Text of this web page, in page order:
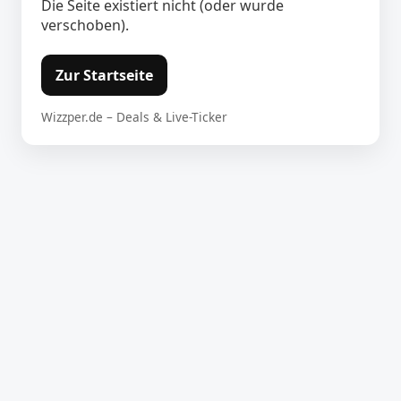
Die Seite existiert nicht (oder wurde
verschoben).
Zur Startseite
Wizzper.de – Deals & Live-Ticker